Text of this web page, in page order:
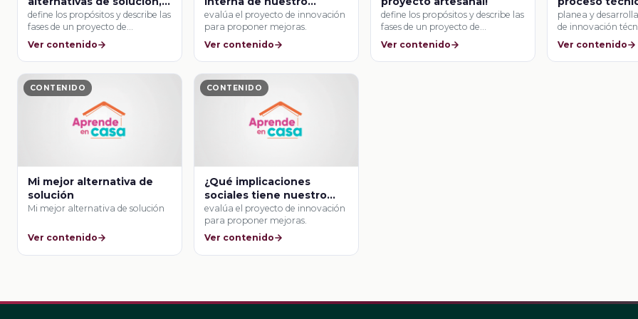
organizarlas y
procesarlas?
define los propósitos y describe las
fases de un proyecto de
producción …
Ver contenido
producto o servicio!
evalúa el proyecto de innovación
para proponer mejoras.
Ver contenido
define los propósitos y describe las
fases de un proyecto de
producción …
Ver contenido
planea y
de innovación
Ver contenido
CONTENIDO
Mi mejor alternativa de
solución
Mi mejor alternativa de solución
Ver contenido
CONTENIDO
¿Qué implicaciones
sociales tiene nuestro
producto o servicio?
evalúa el proyecto de innovación
para proponer mejoras.
Ver contenido